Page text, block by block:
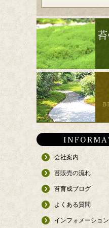
会社案内
苔販売の流れ
苔育成ブログ
よくある質問
インフォメーション